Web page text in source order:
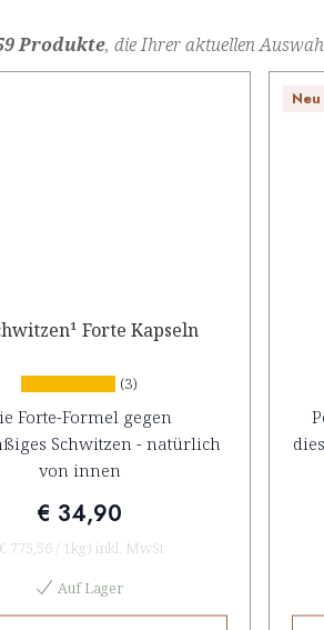
Produkte, die Ihrer aktuellen
Forte Kapseln
(3)
Forte-Formel gegen
Schwitzen - natürlich
von innen
€ 34,90
€ 775,56 / 1kg) inkl. MwSt
Auf Lager
Neu